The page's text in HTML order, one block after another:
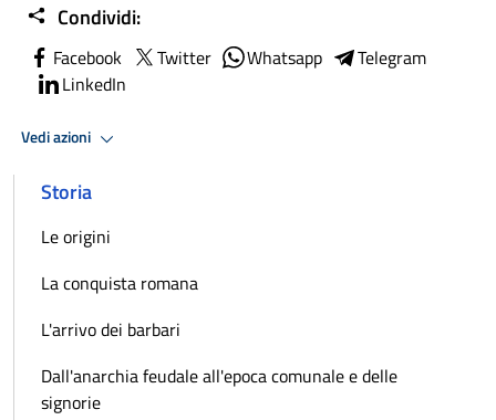
Condividi:
Facebook Twitter Whatsapp
Telegram
LinkedIn
Vedi azioni
Storia
Le origini
La conquista romana
L'arrivo dei barbari
Dall'anarchia feudale all'epoca comunale e delle
signorie